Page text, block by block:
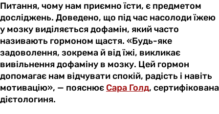
Питання, чому нам приємно їсти, є предметом
досліджень. Доведено, що під час насолоди їжею
у мозку виділяється дофамін, який часто
називають гормоном щастя. «Будь-яке
задоволення, зокрема й від їжі, викликає
вивільнення дофаміну в мозку. Цей гормон
допомагає нам відчувати спокій, радість і навіть
мотивацію», — пояснює Сара Голд, сертифікована
дієтологиня.